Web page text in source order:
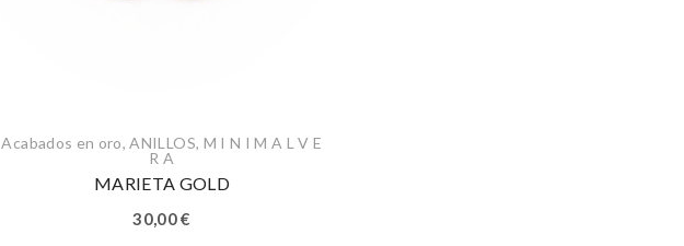
Acabados en oro,ANILLOS, M I N I M A L V E
R A
MARIETA GOLD
30,00€